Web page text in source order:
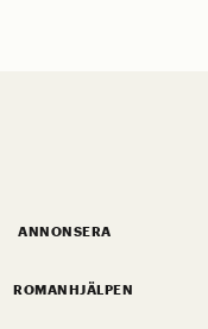
ANNONSERA
ROMANHJÄLPEN